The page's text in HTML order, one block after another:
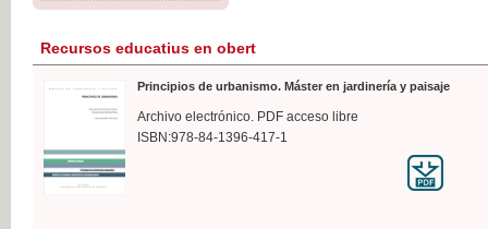
Recursos educatius en obert
Principios de urbanismo. Máster en jardinería y paisaje
Archivo electrónico. PDF acceso libre
ISBN:978-84-1396-417-1